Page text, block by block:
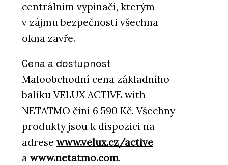
centrálním vypínači, kterým
v zájmu bezpečnosti všechna
okna zavře.
Cena a dostupnost
Maloobchodní cena základního
balíku VELUX ACTIVE with
NETATMO činí 6 590 Kč. Všechny
produkty jsou k dispozici na
adrese www.velux.cz/active
a www.netatmo.com.